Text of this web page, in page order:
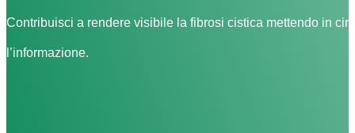
Contribuisci a rendere visibile la fibrosi cistica mettendo in
l’informazione.